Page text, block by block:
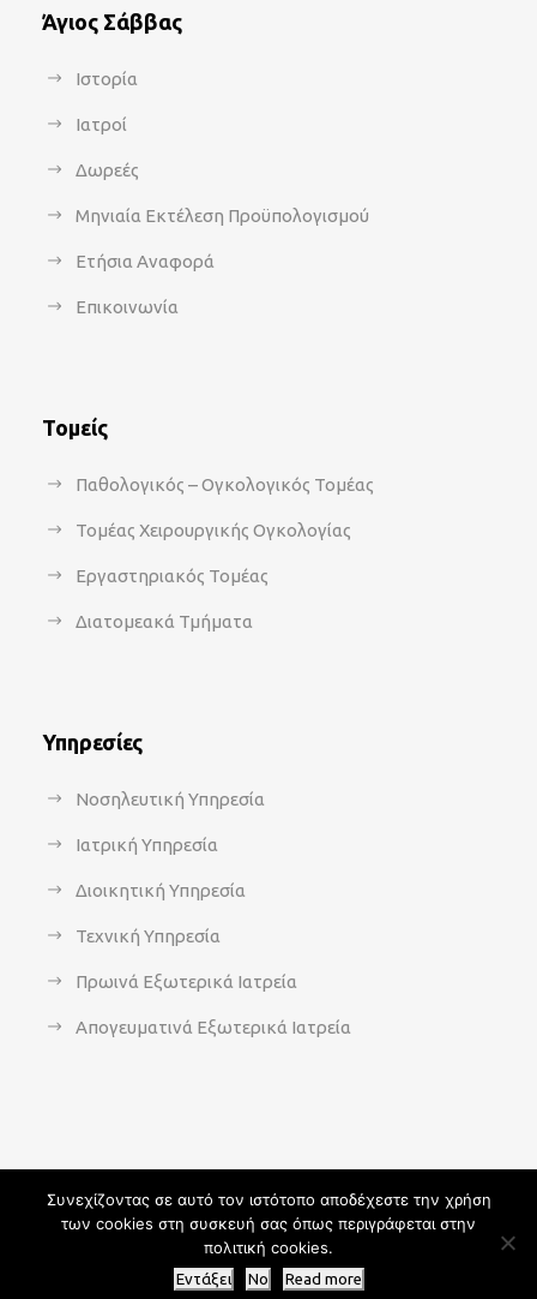
Άγιος Σάββας
Ιστορία
Ιατροί
Δωρεές
Μηνιαία Εκτέλεση Προϋπολογισμού
Ετήσια Αναφορά
Επικοινωνία
Τομείς
Παθολογικός – Ογκολογικός Τομέας
Τομέας Χειρουργικής Ογκολογίας
Εργαστηριακός Τομέας
Διατομεακά Τμήματα
Υπηρεσίες
Νοσηλευτική Υπηρεσία
Ιατρική Υπηρεσία
Διοικητική Υπηρεσία
Τεχνική Υπηρεσία
Πρωινά Εξωτερικά Ιατρεία
Απογευματινά Εξωτερικά Ιατρεία
Copyright 2021 - agsavvas-hosp.gr - All Rights Reserved | An
Web-Creation powered by
Συνεχίζοντας σε αυτό τον ιστότοπο αποδέχεστε την χρήση
των cookies στη συσκευή σας όπως περιγράφεται στην
πολιτική cookies.
Εντάξει No Read more